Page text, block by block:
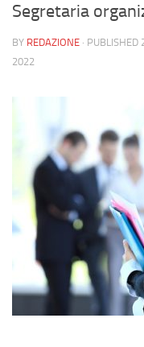
Segretaria
BY REDAZIONE · PUBLISHED
2022